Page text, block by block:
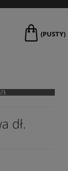
(PUSTY)
dł.